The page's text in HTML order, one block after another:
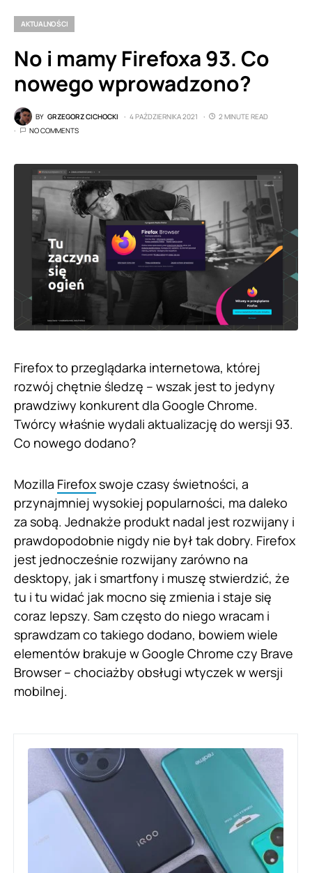
AKTUALNOŚCI
No i mamy Firefoxa 93. Co
nowego wprowadzono?
BY GRZEGORZ CICHOCKI 4 PAŹDZIERNIKA 2021
2 MINUTE READ
NO COMMENTS
Firefox to przeglądarka internetowa, której
rozwój chętnie śledzę – wszak jest to jedyny
prawdziwy konkurent dla Google Chrome.
Twórcy właśnie wydali aktualizację do wersji 93.
Co nowego dodano?
Mozilla Firefoxswoje czasy świetności, a
przynajmniej wysokiej popularności, ma daleko
za sobą. Jednakże produkt nadal jest rozwijany i
prawdopodobnie nigdy nie był tak dobry. Firefox
jest jednocześnie rozwijany zarówno na
desktopy, jak i smartfony i muszę stwierdzić, że
tu i tu widać jak mocno się zmienia i staje się
coraz lepszy. Sam często do niego wracam i
sprawdzam co takiego dodano, bowiem wiele
elementów brakuje w Google Chrome czy Brave
Browser – chociażby obsługi wtyczek w wersji
mobilnej.